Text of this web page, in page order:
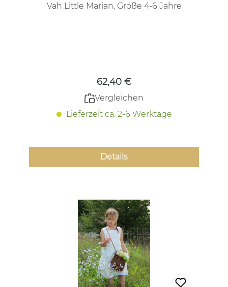
Vah Little Marian, Größe 4-6 Jahre
62,40 €
Vergleichen
Lieferzeit ca. 2-6 Werktage
Details